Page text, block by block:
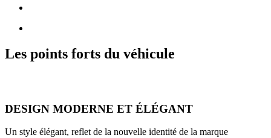
Les points forts du véhicule
DESIGN MODERNE ET ÉLÉGANT
Un style élégant, reflet de la nouvelle identité de la marque